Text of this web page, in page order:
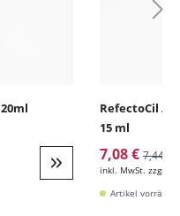
Augenbrauen- und Wimpernfarbe 20ml
Weiter zur Detail
RefectoCil
15 ml
7,08 € 7,44 €*
inkl. MwSt. zzgl.
Artikel vorrätig